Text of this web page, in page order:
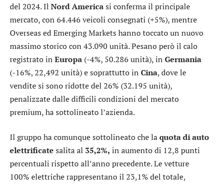
del 2024. Il NordAmericasi conferma il principale
mercato, con 64.446 veicoli consegnati (+5%), mentre
Overseas ed Emerging Markets hanno toccato un nuovo
massimo storico con 43.090 unità. Pesano però il calo
registrato in Europa (-4%, 50.286 unità), in Germania
(-16%, 22,492 unità) e soprattutto in Cina, dove le
vendite si sono ridotte del 26% (32.195 unità),
penalizzate dalle difficili condizioni del mercato
premium, ha sottolineato l’azienda.
Il gruppo ha comunque sottolineato che laquota di auto
elettrificate salita al 35,2%, in aumento di 12,8 punti
percentuali rispetto all’anno precedente. Le vetture
100% elettriche rappresentano il 23,1% del totale,